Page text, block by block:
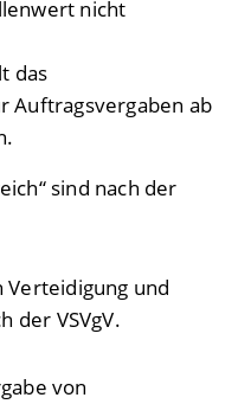
nicht
das
Auftragsvergaben ab
sind nach der
und
der VSVgV.
von